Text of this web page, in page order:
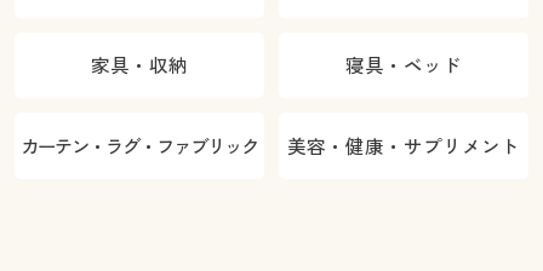
家具・収納 寝具・ベッド
カーテン・ラグ・ファブリック 美容・健康・サプリメント